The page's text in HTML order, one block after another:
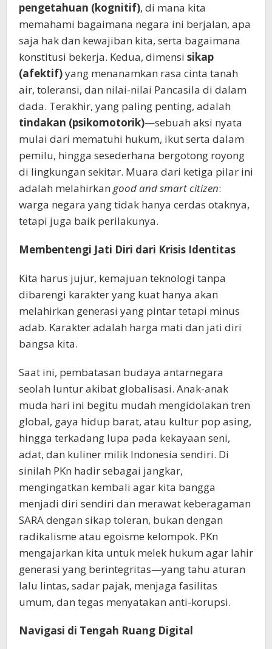
pengetahuan (kognitif), di mana kita
memahami bagaimana negara ini berjalan, apa
saja hak dan kewajiban kita, serta bagaimana
konstitusi bekerja. Kedua, dimensi sikap
(afektif)yang menanamkan rasa cinta tanah
air, toleransi, dan nilai-nilai Pancasila di dalam
dada. Terakhir, yang paling penting, adalah
tindakan (psikomotorik)—sebuah aksi nyata
mulai dari mematuhi hukum, ikut serta dalam
pemilu, hingga sesederhana bergotong royong
di lingkungan sekitar. Muara dari ketiga pilar ini
adalah melahirkan good and smart citizen:
warga negara yang tidak hanya cerdas otaknya,
tetapi juga baik perilakunya.
Membentengi Jati Diri dari Krisis Identitas
Kita harus jujur, kemajuan teknologi tanpa
dibarengi karakter yang kuat hanya akan
melahirkan generasi yang pintar tetapi minus
adab. Karakter adalah harga mati dan jati diri
bangsa kita.
Saat ini, pembatasan budaya antarnegara
seolah luntur akibat globalisasi. Anak-anak
muda hari ini begitu mudah mengidolakan tren
global, gaya hidup barat, atau kultur pop asing,
hingga terkadang lupa pada kekayaan seni,
adat, dan kuliner milik Indonesia sendiri. Di
sinilah PKn hadir sebagai jangkar,
mengingatkan kembali agar kita bangga
menjadi diri sendiri dan merawat keberagaman
SARA dengan sikap toleran, bukan dengan
radikalisme atau egoisme kelompok. PKn
mengajarkan kita untuk melek hukum agar lahir
generasi yang berintegritas—yang tahu aturan
lalu lintas, sadar pajak, menjaga fasilitas
umum, dan tegas menyatakan anti-korupsi.
Navigasi di Tengah Ruang Digital